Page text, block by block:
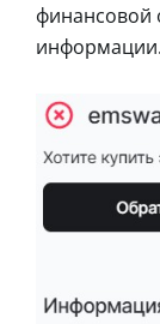
финансовой
информации.